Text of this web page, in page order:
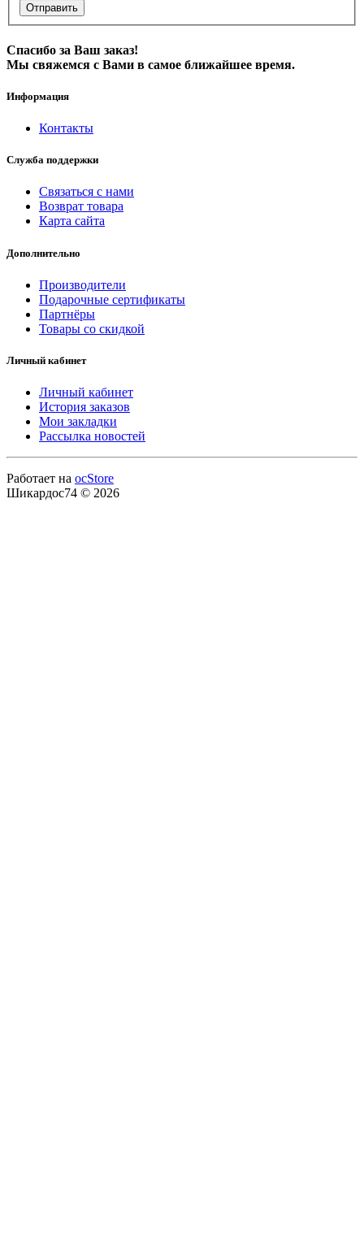
Отправить
Спасибо за Ваш заказ!
Мы свяжемся с Вами в самое ближайшее время.
Информация
Контакты
Служба поддержки
Связаться с нами
Возврат товара
Карта сайта
Дополнительно
Производители
Подарочные сертификаты
Партнёры
Товары со скидкой
Личный кабинет
Личный кабинет
История заказов
Мои закладки
Рассылка новостей
Работает на ocStore
Шикардос74 © 2026